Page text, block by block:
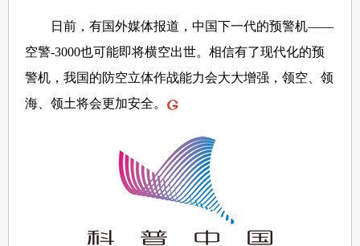
日前，有国外媒体报道，中国下一代的预警机——
空警-3000也可能即将横空出世。相信有了现代化的预
警机，我国的防空立体作战能力会大大增强，领空、领
海、领土将会更加安全。